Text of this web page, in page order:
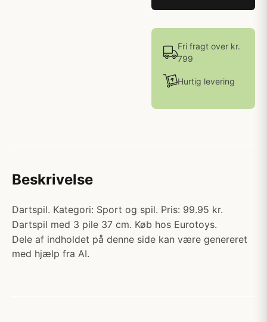
Fri fragt over kr.
799
Hurtig levering
Beskrivelse
Dartspil. Kategori: Sport og spil. Pris: 99.95 kr.
Dartspil med 3 pile 37 cm. Køb hos Eurotoys.
Dele af indholdet på denne side kan være genereret
med hjælp fra AI.